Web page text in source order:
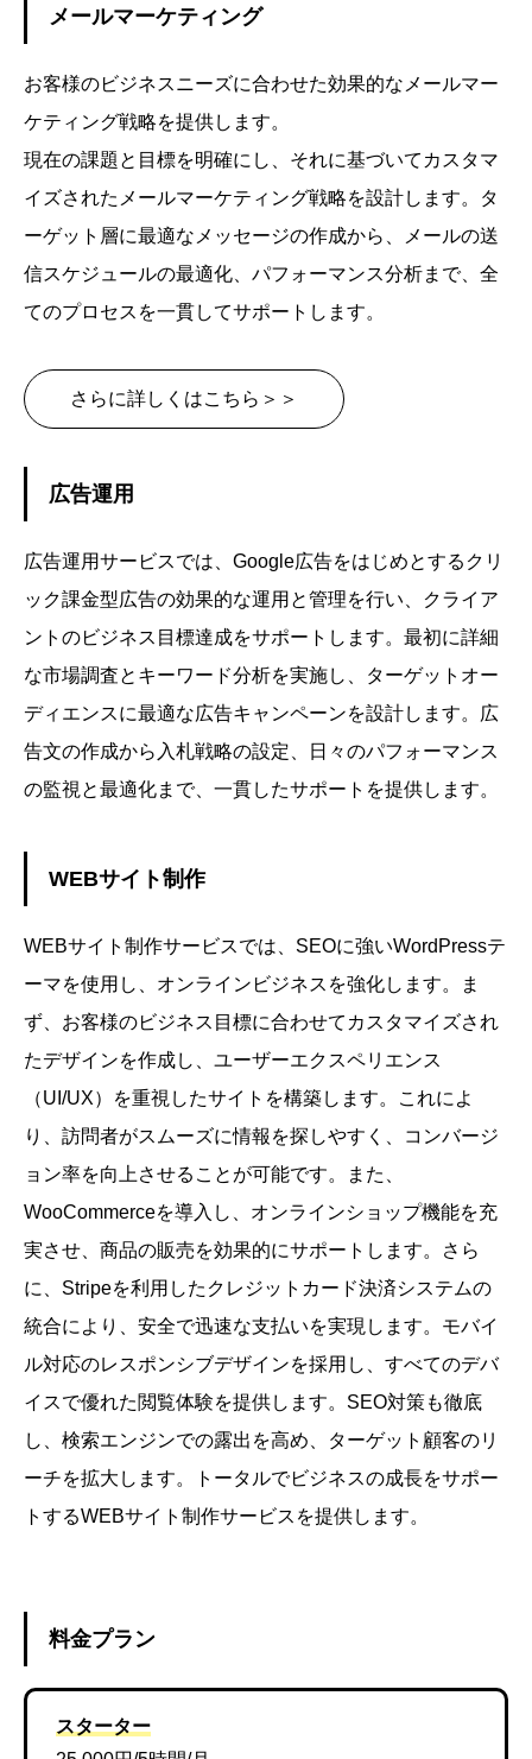
メールマーケティング
お客様のビジネスニーズに合わせた効果的なメールマー
ケティング戦略を提供します。
現在の課題と目標を明確にし、それに基づいてカスタマ
イズされたメールマーケティング戦略を設計します。タ
ーゲット層に最適なメッセージの作成から、メールの送
信スケジュールの最適化、パフォーマンス分析まで、全
てのプロセスを一貫してサポートします。
さらに詳しくはこちら＞＞
広告運用
広告運用サービスでは、Google広告をはじめとするクリ
ック課金型広告の効果的な運用と管理を行い、クライア
ントのビジネス目標達成をサポートします。最初に詳細
な市場調査とキーワード分析を実施し、ターゲットオー
ディエンスに最適な広告キャンペーンを設計します。広
告文の作成から入札戦略の設定、日々のパフォーマンス
の監視と最適化まで、一貫したサポートを提供します。
WEBサイト制作
WEBサイト制作サービスでは、SEOに強いWordPressテ
ーマを使用し、オンラインビジネスを強化します。ま
ず、お客様のビジネス目標に合わせてカスタマイズされ
たデザインを作成し、ユーザーエクスペリエンス
（UI/UX）を重視したサイトを構築します。これによ
り、訪問者がスムーズに情報を探しやすく、コンバージ
ョン率を向上させることが可能です。また、
WooCommerceを導入し、オンラインショップ機能を充
実させ、商品の販売を効果的にサポートします。さら
に、Stripeを利用したクレジットカード決済システムの
統合により、安全で迅速な支払いを実現します。モバイ
ル対応のレスポンシブデザインを採用し、すべてのデバ
イスで優れた閲覧体験を提供します。SEO対策も徹底
し、検索エンジンでの露出を高め、ターゲット顧客のリ
ーチを拡大します。トータルでビジネスの成長をサポー
トするWEBサイト制作サービスを提供します。
料金プラン
スターター